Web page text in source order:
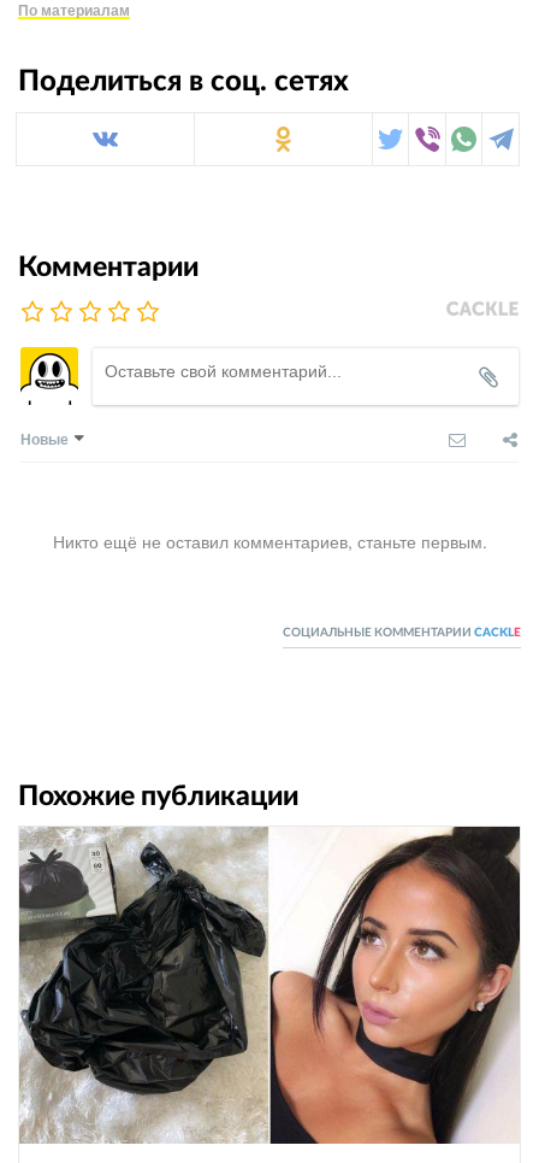
По материалам
Поделиться в соц. сетях
Комментарии
Новые
Никто ещё не оставил комментариев, станьте первым.
СОЦИАЛЬНЫЕ КОММЕНТАРИИ CACKL E
Похожие публикации